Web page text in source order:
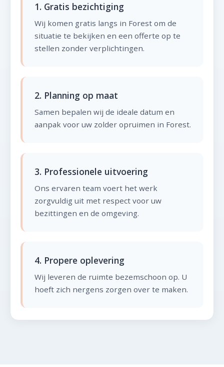
1. Gratis bezichtiging
Wij komen gratis langs in Forest om de
situatie te bekijken en een offerte op te
stellen zonder verplichtingen.
2. Planning op maat
Samen bepalen wij de ideale datum en
aanpak voor uw zolder opruimen in Forest.
3. Professionele uitvoering
Ons ervaren team voert het werk
zorgvuldig uit met respect voor uw
bezittingen en de omgeving.
4. Propere oplevering
Wij leveren de ruimte bezemschoon op. U
hoeft zich nergens zorgen over te maken.